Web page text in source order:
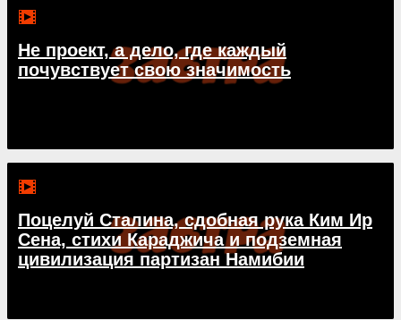
Не проект, а дело, где каждый
почувствует свою значимость
Поцелуй Сталина, сдобная рука Ким Ир
Сена, стихи Караджича и подземная
цивилизация партизан Намибии